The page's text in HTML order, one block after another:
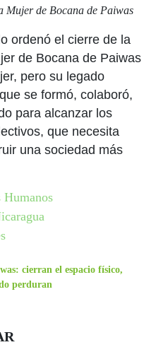
Mujer de Bocana de Paiwas
ordenó el cierre de la
de Bocana de Paiwas
pero su legado
se formó, colaboró,
para alcanzar los
que necesita
una sociedad más
Humanos
cierran el espacio físico,
perduran